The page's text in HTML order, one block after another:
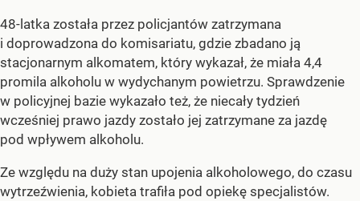
48-latka została przez policjantów zatrzymana
i doprowadzona do komisariatu, gdzie zbadano ją
stacjonarnym alkomatem, który wykazał, że miała 4,4
promila alkoholu w wydychanym powietrzu. Sprawdzenie
w policyjnej bazie wykazało też, że niecały tydzień
wcześniej prawo jazdy zostało jej zatrzymane za jazdę
pod wpływem alkoholu.
Ze względu na duży stan upojenia alkoholowego, do czasu
wytrzeźwienia, kobieta trafiła pod opiekę specjalistów.